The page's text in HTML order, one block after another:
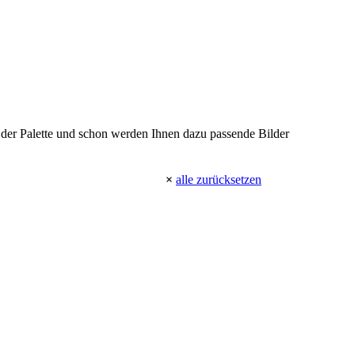
Palette und schon werden Ihnen dazu passende Bilder
× alle zurücksetzen